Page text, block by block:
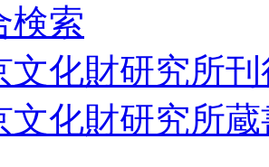
検索
文化財研究所
文化財研究所